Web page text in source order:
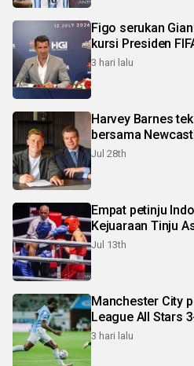
Figo serukan
kursi Presiden
3 hari lalu
Harvey Barnes
bersama
Jul 28th
Empat petinju
Kejuaraan Tinju
Jul 13th
Manchester City
League All Stars
3 hari lalu